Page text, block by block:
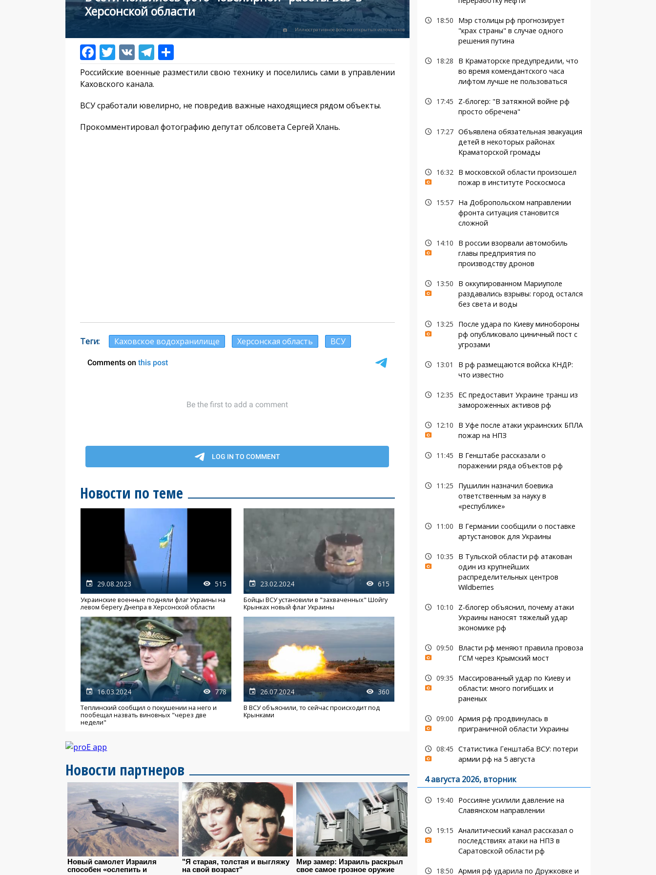
Херсонской области
Иллюстративное фото из открытых источников
Российские военные разместили свою технику и поселились сами в управлении
Каховского канала.
ВСУ сработали ювелирно, не повредив важные находящиеся рядом объекты.
Прокомментировал фотографию депутат облсовета Сергей Хлань.
Теги Каховское водохранилище Херсонская область ВСУ
Новости по теме
29.08.2023 515
Украинские военные подняли флаг Украины на
левом берегу Днепра в Херсонской области
23.02.2024 615
Бойцы ВСУ установили в "захваченных" Шойгу
Крынках новый флаг Украины
16.03.2024 778
Теплинский сообщил о покушении на него и
пообещал назвать виновных "через две
недели"
26.07.2024 360
В ВСУ объяснили, то сейчас происходит под
Крынками
Новости партнеров
18:50
Мэр столицы рф прогнозирует
"крах страны" в случае одного
решения путина
18:28
В Краматорске предупредили, что
во время комендантского часа
лифтом лучше не пользоваться
17:45
Z-блогер: "В затяжной войне рф
просто обречена"
17:27 Объявлена обязательная эвакуация
детей в некоторых районах
Краматорской громады
16:32
В московской области произошел
пожар в институте Роскосмоса
15:57
На Добропольском направлении
фронта ситуация становится
сложной
14:10
В россии взорвали автомобиль
главы предприятия по
производству дронов
13:50
В оккупированном Мариуполе
раздавались взрывы: город остался
без света и воды
13:25
После удара по Киеву минобороны
рф опубликовало циничный пост с
угрозами
13:01
В рф размещаются войска КНДР:
что известно
12:35
ЕС предоставит Украине транш из
замороженных активов рф
12:10
В Уфе после атаки украинских БПЛА
пожар на НПЗ
11:45
В Генштабе рассказали о
поражении ряда объектов рф
11:25
Пушилин назначил боевика
ответственным за науку в
«республике»
11:00
В Германии сообщили о поставке
артустановок для Украины
10:35
В Тульской области рф атакован
один из крупнейших
распределительных центров
Wildberries
10:10
Z-блогер объяснил, почему атаки
Украины наносят тяжелый удар
экономике рф
09:50
Власти рф меняют правила провоза
ГСМ через Крымский мост
09:35
Массированный удар по Киеву и
области: много погибших и
раненых
09:00 Армия рф продвинулась в
приграничной области Украины
08:45 Статистика Генштаба ВСУ: потери
армии рф на 5 августа
4 августа 2026, вторник
19:40
Россияне усилили давление на
Славянском направлении
19:15 Аналитический канал рассказал о
последствиях атаки на НПЗ в
Саратовской области рф
18:50 Армия рф ударила по Дружковке и